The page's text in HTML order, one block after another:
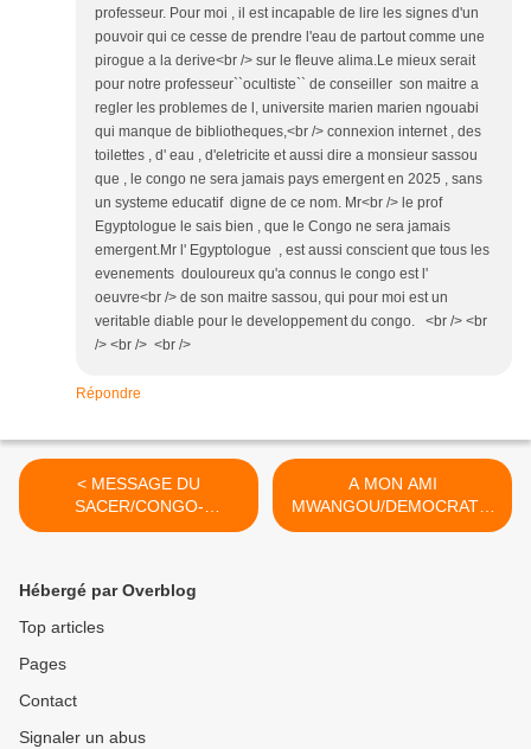
professeur. Pour moi , il est incapable de lire les signes d'un
pouvoir qui ce cesse de prendre l'eau de partout comme une
pirogue a la derive<br /> sur le fleuve alima.Le mieux serait
pour notre professeur``ocultiste`` de conseiller son maitre a
regler les problemes de l, universite marien marien ngouabi
qui manque de bibliotheques,<br /> connexion internet , des
toilettes , d' eau , d'eletricite et aussi dire a monsieur sassou
que , le congo ne sera jamais pays emergent en 2025 , sans
un systeme educatif digne de ce nom. Mr<br /> le prof
Egyptologue le sais bien , que le Congo ne sera jamais
emergent.Mr l' Egyptologue , est aussi conscient que tous les
evenements douloureux qu'a connus le congo est l'
oeuvre<br /> de son maitre sassou, qui pour moi est un
veritable diable pour le developpement du congo. <br /> <br
/> <br /> <br />
Répondre
< MESSAGE DU
SACER/CONGO-
BRAZZAVILLE : LE
A MON AMI
MWANGOU/DEMOCRATIE
: CE QUE JE CROIS... >
Hébergé par Overblog
Top articles
Pages
Contact
Signaler un abus